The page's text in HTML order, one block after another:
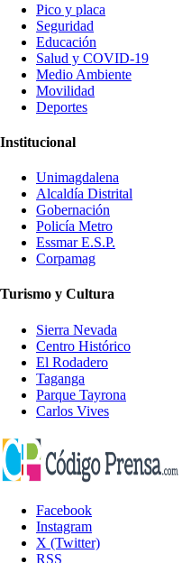
Pico y placa
Seguridad
Educación
Salud y COVID-19
Medio Ambiente
Movilidad
Deportes
Institucional
Unimagdalena
Alcaldía Distrital
Gobernación
Policía Metro
Essmar E.S.P.
Corpamag
Turismo y Cultura
Sierra Nevada
Centro Histórico
El Rodadero
Taganga
Parque Tayrona
Carlos Vives
Facebook
Instagram
X (Twitter)
RSS